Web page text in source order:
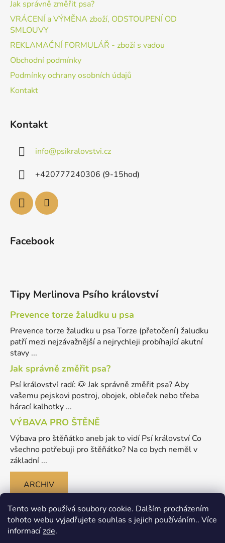
Tento web používá soubory cookie. Dalším procházením
tohoto webu vyjadřujete souhlas s jejich používáním.. Více
informacízde.
Jak správně změřit psa?
VRÁCENÍ a VÝMĚNA zboží, ODSTOUPENÍ OD
SMLOUVY
REKLAMAČNÍ FORMULÁŘ - zboží s vadou
Obchodní podmínky
Podmínky ochrany osobních údajů
Kontakt
Kontakt
info@psikralovstvi.cz
+420777240306 (9-15hod)
Facebook
Tipy Merlinova Psího království
Prevence torze žaludku u psa
Prevence torze žaludku u psa Torze (přetočení) žaludku
patří mezi nejzávažnější a nejrychleji probíhající akutní
stavy ...
Jak správně změřit psa?
Psí království radí: 🐶 Jak správně změřit psa? Aby
vašemu pejskovi postroj, obojek, obleček nebo třeba
hárací kalhotky ...
VÝBAVA PRO ŠTĚNĚ
Výbava pro štěňátko aneb jak to vidí Psí království Co
všechno potřebuji pro štěňátko? Na co bych neměl v
základní ...
ARCHIV